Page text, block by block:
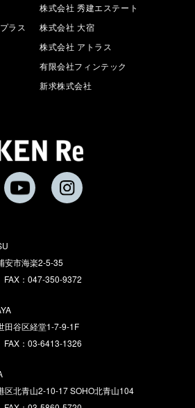
市海楽2-5-35
：047-350-9372
谷区経堂1-7-9-1F
：03-6413-1326
北青山2-10-17 SOHO北青山104
株式会社 秀建エステート
ラス
株式会社 大宿
株式会社 アトラス
有限会社フィンテック
新求株式会社